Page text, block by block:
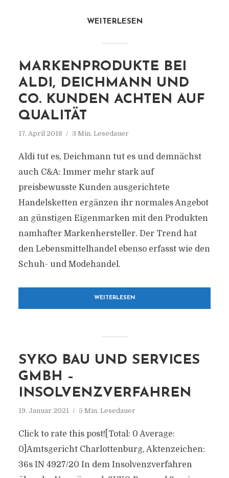
WEITERLESEN
MARKENPRODUKTE BEI
ALDI, DEICHMANN UND
CO. KUNDEN ACHTEN AUF
QUALITÄT
17. April 2018 3 Min. Lesedauer
Aldi tut es, Deichmann tut es und demnächst
auch C&A: Immer mehr stark auf
preisbewusste Kunden ausgerichtete
Handelsketten ergänzen ihr normales Angebot
an günstigen Eigenmarken mit den Produkten
namhafter Markenhersteller. Der Trend hat
den Lebensmittelhandel ebenso erfasst wie den
Schuh- und Modehandel.
WEITERLESEN
SYKO BAU UND SERVICES
GMBH –
INSOLVENZVERFAHREN
19. Januar 2021 5 Min. Lesedauer
Click to rate this post![Total: 0 Average:
0]Amtsgericht Charlottenburg, Aktenzeichen:
36s IN 4927/20 In dem Insolvenzverfahren